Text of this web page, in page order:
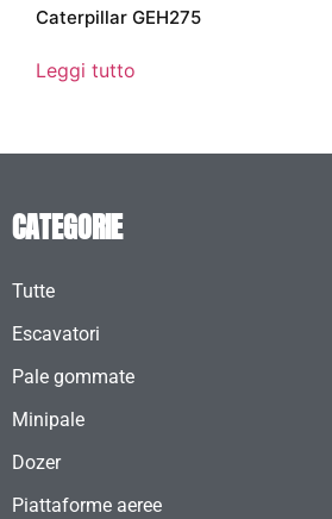
Caterpillar GEH275
Leggi tutto
CATEGORIE
Tutte
Escavatori
Pale gommate
Minipale
Dozer
Piattaforme aeree